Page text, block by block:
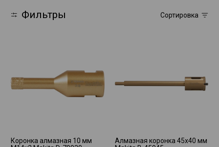
Фильтры Сортировка
Коронка алмазная 10 мм
Алмазная коронка 45x40 мм